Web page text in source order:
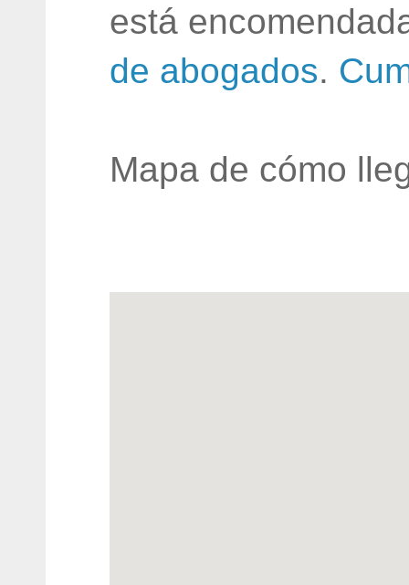
está
de abogados.
Mapa de cómo